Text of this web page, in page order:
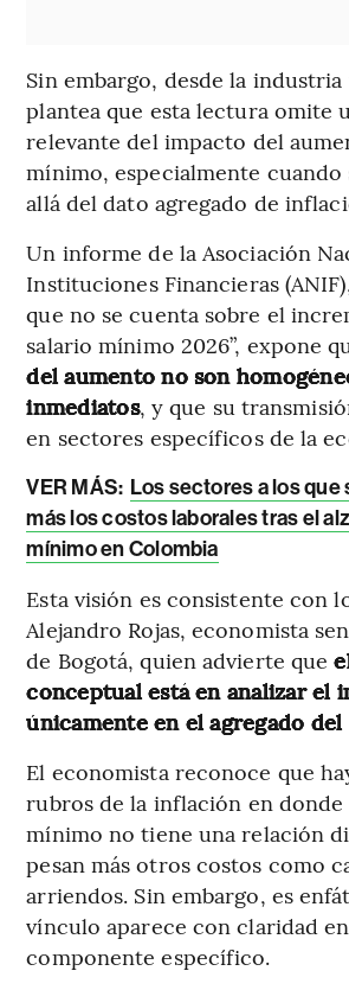
Sin embargo, desde la
plantea que esta lectura omite
relevante del impacto del
mínimo, especialmente cuando
allá del dato agregado de
Un informe de la Asociación
Instituciones Financieras
que no se cuenta sobre el
salario mínimo 2026”, expone
del aumento no son
inmediatos, y que su
en sectores específicos de la
VER MÁS: Los sectores a los que
más los costos laborales tras el
mínimo en Colombia
Esta visión es consistente con
Alejandro Rojas, economista
de Bogotá, quien advierte que
conceptual está en analizar el
únicamente en el agregado del
El economista reconoce que
rubros de la inflación en donde
mínimo no tiene una relación
pesan más otros costos como
arriendos. Sin embargo, es
vínculo aparece con claridad
componente específico.